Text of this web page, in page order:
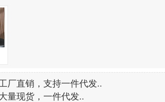
厂直销，支持一件代发..
量现货，一件代发..